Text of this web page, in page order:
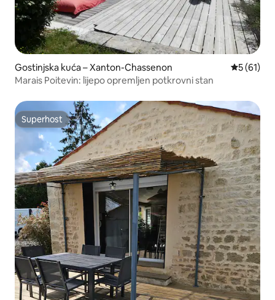
Gostinjska kuća – Xanton-Chassenon Prosječna
5 (61)
Marais Poitevin: lijepo opremljen potkrovni stan
Superhost
Superhost